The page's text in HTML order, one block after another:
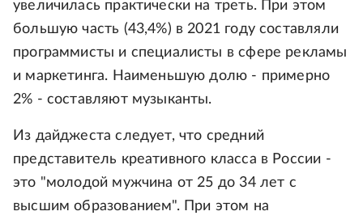
увеличилась практически на треть. При этом
большую часть (43,4%) в 2021 году составляли
программисты и специалисты в сфере рекламы
и маркетинга. Наименьшую долю - примерно
2% - составляют музыканты.
Из дайджеста следует, что средний
представитель креативного класса в России -
это "молодой мужчина от 25 до 34 лет с
высшим образованием". При этом на